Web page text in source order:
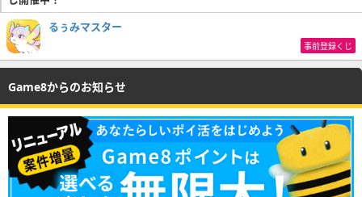
るぅみマスター
事前登録くじ
Game8からのお知らせ